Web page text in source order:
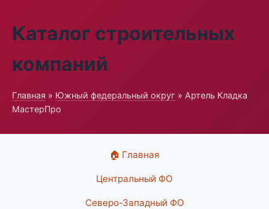
Каталог строительных
компаний
Главная » Южный федеральный округ » Артель Кладка
МастерПро
🏠 Главная
Центральный ФО
Северо-Западный ФО